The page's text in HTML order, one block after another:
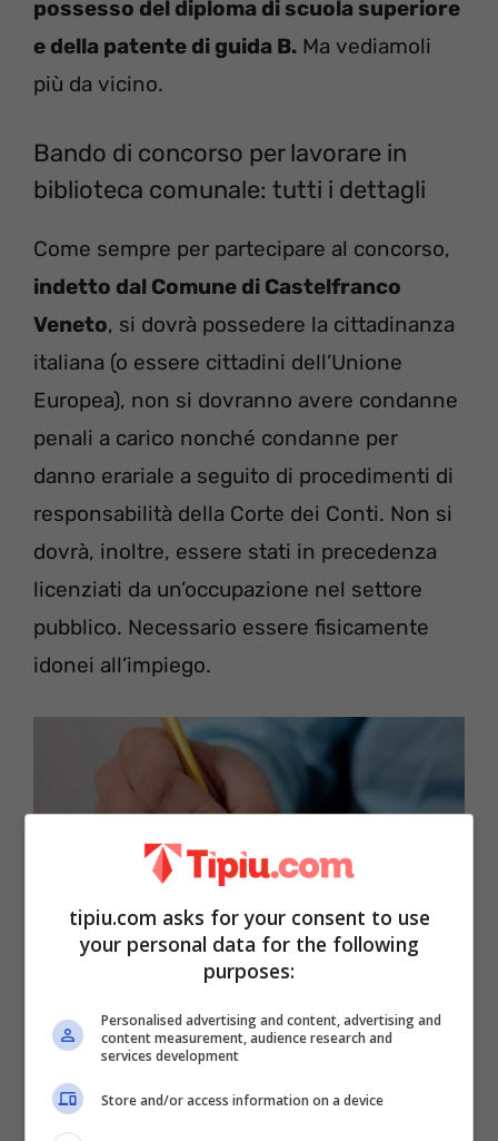
possesso del diploma di scuola superiore
e della patente di guida B. Ma vediamoli
più da vicino.
Bando di concorso per lavorare in
biblioteca comunale: tutti i dettagli
Come sempre per partecipare al concorso,
indetto dal Comune di Castelfranco
Veneto, si dovrà possedere la cittadinanza
italiana (o essere cittadini dell’Unione
Europea), non si dovranno avere condanne
penali a carico nonché condanne per
danno erariale a seguito di procedimenti di
responsabilità della Corte dei Conti. Non si
dovrà, inoltre, essere stati in precedenza
licenziati da un’occupazione nel settore
pubblico. Necessario essere fisicamente
idonei all’impiego.
Fonte: Pixabay
tipiu.com asks for your consent to use
your personal data for the following
purposes:
Personalised advertising and content, advertising and
content measurement, audience research and
services development
Store and/or access information on a device